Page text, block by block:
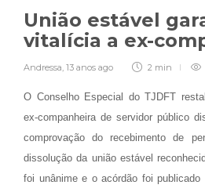
União estável
vitalícia a ex-
Andressa, 13 anos ago 2 min
O Conselho Especial do TJDFT
ex-companheira de servidor público
comprovação do recebimento de
dissolução da união estável
foi unânime e o acórdão foi